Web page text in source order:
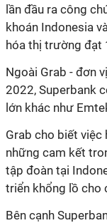
lần đầu ra công
khoán Indonesia
hóa thị trường đạt
Ngoài Grab - đơn
2022, Superbank
lớn khác như
Grab cho biết việc
những cam kết
tập đoàn tại
triển khổng lồ cho
Bên cạnh